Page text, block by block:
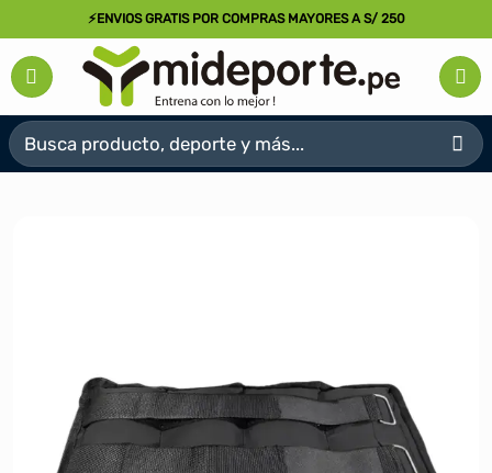
al
contenido
⚡ENVIOS GRATIS POR COMPRAS MAYORES A S/ 250
Buscar
por: